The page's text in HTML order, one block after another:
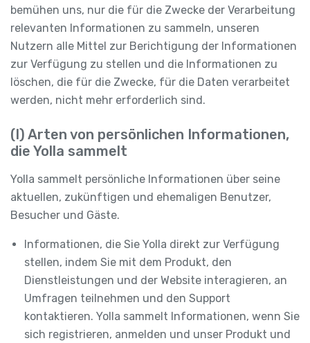
bemühen uns, nur die für die Zwecke der Verarbeitung
relevanten Informationen zu sammeln, unseren
Nutzern alle Mittel zur Berichtigung der Informationen
zur Verfügung zu stellen und die Informationen zu
löschen, die für die Zwecke, für die Daten verarbeitet
werden, nicht mehr erforderlich sind.
(I) Arten von persönlichen Informationen,
die Yolla sammelt
Yolla sammelt persönliche Informationen über seine
aktuellen, zukünftigen und ehemaligen Benutzer,
Besucher und Gäste.
Informationen, die Sie Yolla direkt zur Verfügung
stellen, indem Sie mit dem Produkt, den
Dienstleistungen und der Website interagieren, an
Umfragen teilnehmen und den Support
kontaktieren. Yolla sammelt Informationen, wenn Sie
sich registrieren, anmelden und unser Produkt und